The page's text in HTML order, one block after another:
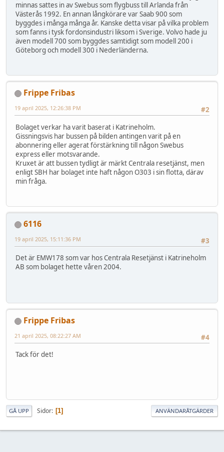
minnas sattes in av Swebus som flygbuss till Arlanda från
Västerås 1992. En annan långkörare var Saab 900 som
byggdes i många många år. Kanske detta visar på vilka problem
som fanns i tysk fordonsindustri liksom i Sverige. Volvo hade ju
även modell 700 som byggdes samtidigt som modell 200 i
Göteborg och modell 300 i Nederländerna.
Frippe Fribas
#2
19 april 2025, 12:26:38 PM
Bolaget verkar ha varit baserat i Katrineholm.
Gissningsvis har bussen på bilden antingen varit på en
abonnering eller agerat förstärkning till någon Swebus
express eller motsvarande.
Kruxet är att bussen tydligt är märkt Centrala resetjänst, men
enligt SBH har bolaget inte haft någon O303 i sin flotta, därav
min fråga.
6116
#3
19 april 2025, 15:11:36 PM
Det är EMW178 som var hos Centrala Resetjänst i Katrineholm
AB som bolaget hette våren 2004.
Frippe Fribas
#4
21 april 2025, 08:22:27 AM
Tack för det!
GÅ UPP Sidor 1 ANVÄNDARÅTGÄRDER